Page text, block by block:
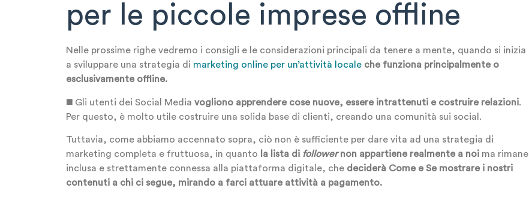
per le piccole imprese offline
Nelle prossime righe vedremo i consigli e le considerazioni principali da tenere a mente, quando si inizia
a sviluppare una strategia di marketing online per un’attività locale che funziona principalmente o
esclusivamente offline.
◼️ Gli utenti dei Social Media vogliono apprendere cose nuove, essere intrattenuti e costruire relazioni.
Per questo, è molto utile costruire una solida base di clienti, creando una comunità sui social.
Tuttavia, come abbiamo accennato sopra, ciò non è sufficiente per dare vita ad una strategia di
marketing completa e fruttuosa, in quanto
la lista di followernon appartiene realmente a noi ma rimane
inclusa e strettamente connessa alla piattaforma digitale, che deciderà Come e Se mostrare i nostri
contenuti a chi ci segue, mirando a farci attuare attività a pagamento.